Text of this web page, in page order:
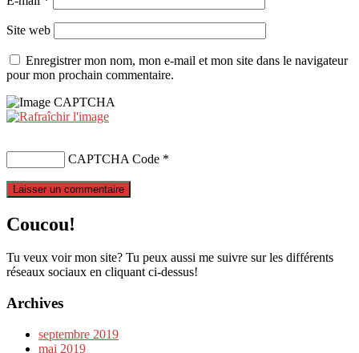
Site web
Enregistrer mon nom, mon e-mail et mon site dans le navigateur
pour mon prochain commentaire.
CAPTCHA Code *
Coucou!
Tu veux voir mon site? Tu peux aussi me suivre sur les différents
réseaux sociaux en cliquant ci-dessus!
Archives
septembre 2019
mai 2019